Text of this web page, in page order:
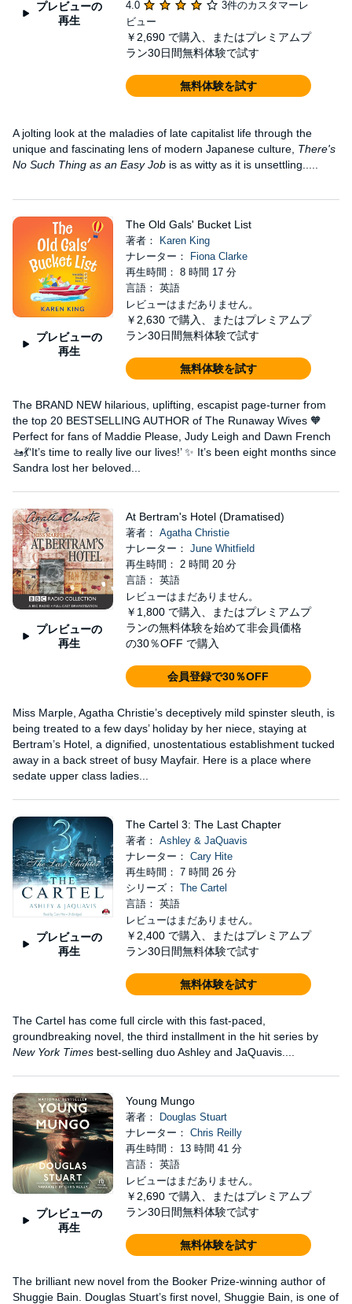
プレビューの
再生
4.0
3件のカスタマーレ
ビュー
￥2,690 で購入、またはプレミアムプ
ラン30日間無料体験で試す
無料体験を試す
A jolting look at the maladies of late capitalist life through the
unique and fascinating lens of modern Japanese culture, There's
No Such Thing as an Easy Job is as witty as it is unsettling.....
プレビューの
再生
The Old Gals' Bucket List
著者：
Karen King
ナレーター：
Fiona Clarke
再生時間： 8 時間 17 分
言語： 英語
レビューはまだありません。
￥2,630 で購入、またはプレミアムプ
ラン30日間無料体験で試す
無料体験を試す
The BRAND NEW hilarious, uplifting, escapist page-turner from
the top 20 BESTSELLING AUTHOR of The Runaway Wives 🧡
Perfect for fans of Maddie Please, Judy Leigh and Dawn French
🚤💃‘It’s time to really live our lives!’ ✨ It’s been eight months since
Sandra lost her beloved...
プレビューの
再生
At Bertram's Hotel (Dramatised)
著者： Agatha Christie
ナレーター： June Whitfield
再生時間： 2 時間 20 分
言語： 英語
レビューはまだありません。
￥1,800 で購入、またはプレミアムプ
ランの無料体験を始めて非会員価格
の30％OFF で購入
会員登録で30％OFF
Miss Marple, Agatha Christie’s deceptively mild spinster sleuth, is
being treated to a few days’ holiday by her niece, staying at
Bertram’s Hotel, a dignified, unostentatious establishment tucked
away in a back street of busy Mayfair. Here is a place where
sedate upper class ladies...
プレビューの
再生
The Cartel 3: The Last Chapter
著者： Ashley & JaQuavis
ナレーター： Cary Hite
再生時間： 7 時間 26 分
シリーズ： The Cartel
言語： 英語
レビューはまだありません。
￥2,400 で購入、またはプレミアムプ
ラン30日間無料体験で試す
無料体験を試す
The Cartel has come full circle with this fast-paced,
groundbreaking novel, the third installment in the hit series by
New York Times best-selling duo Ashley and JaQuavis....
プレビューの
再生
Young Mungo
著者：
Douglas Stuart
ナレーター： Chris Reilly
再生時間： 13 時間 41 分
言語： 英語
レビューはまだありません。
￥2,690 で購入、またはプレミアムプ
ラン30日間無料体験で試す
無料体験を試す
The brilliant new novel from the Booker Prize-winning author of
Shuggie Bain. Douglas Stuart’s first novel, Shuggie Bain, is one of